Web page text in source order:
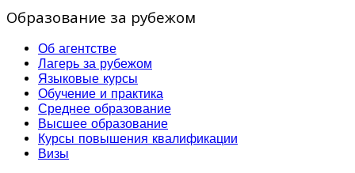
Образование за рубежом
Об агентстве
Лагерь за рубежом
Языковые курсы
Обучение и практика
Среднее образование
Высшее образование
Курсы повышения квалификации
Визы